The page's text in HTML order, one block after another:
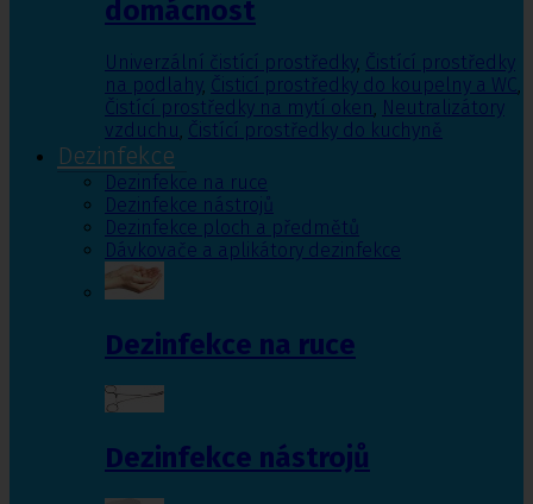
domácnost
Univerzální čistící prostředky, Čistící prostředky
na podlahy, Čisticí prostředky do koupelny a WC,
Čistící prostředky na mytí oken, Neutralizátory
vzduchu, Čistící prostředky do kuchyně
Dezinfekce
Dezinfekce na ruce
Dezinfekce nástrojů
Dezinfekce ploch a předmětů
Dávkovače a aplikátory dezinfekce
Dezinfekce na ruce
Dezinfekce nástrojů